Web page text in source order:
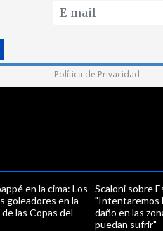
Política de Privacidad
en la cima: Los
goleadores en la
las Copas del
Scaloni sobre
"Intentaremos
daño en las
puedan sufrir"